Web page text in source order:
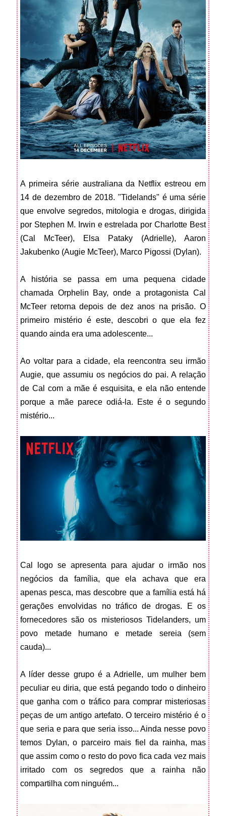
A primeira série australiana da Netflix estreou em
14 de dezembro de 2018. "Tidelands" é uma série
que envolve segredos, mitologia e drogas, dirigida
por Stephen M. Irwin e estrelada por Charlotte Best
(Cal McTeer), Elsa Pataky (Adrielle), Aaron
Jakubenko (Augie McTeer), Marco Pigossi (Dylan).
A história se passa em uma pequena cidade
chamada Orphelin Bay, onde a protagonista Cal
McTeer retorna depois de dez anos na prisão. O
primeiro mistério é este, descobri o que ela fez
quando ainda era uma adolescente...
Ao voltar para a cidade, ela reencontra seu irmão
Augie, que assumiu os negócios do pai. A relação
de Cal com a mãe é esquisita, e ela não entende
porque a mãe parece odiá-la. Este é o segundo
mistério...
Cal logo se apresenta para ajudar o irmão nos
negócios da família, que ela achava que era
apenas pesca, mas descobre que a família está há
gerações envolvidas no tráfico de drogas. E os
fornecedores são os misteriosos Tidelanders, um
povo metade humano e metade sereia (sem
cauda)...
A líder desse grupo é a Adrielle, um mulher bem
peculiar eu diria, que está pegando todo o dinheiro
que ganha com o tráfico para comprar misteriosas
peças de um antigo artefato. O terceiro mistério é o
que seria e para que seria isso... Ainda nesse povo
temos Dylan, o parceiro mais fiel da rainha, mas
que assim como o resto do povo fica cada vez mais
irritado com os segredos que a rainha não
compartilha com ninguém...